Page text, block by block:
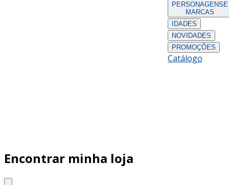
PERSONAGENS E
MARCAS
IDADES
NOVIDADES
PROMOÇÕES
Catálogo
Encontrar minha loja